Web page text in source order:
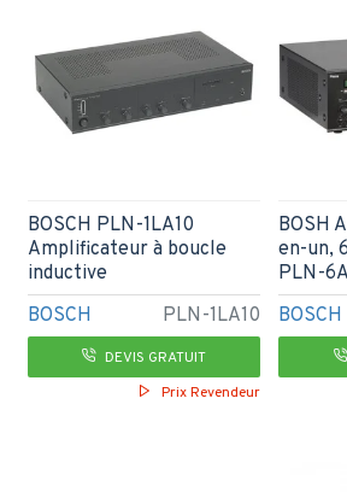
BOSCH PLN-1LA10
BOSCH PLN-1LA10
Amplificateur à boucle
inductive
DEVIS GRATUIT
Prix Revendeur
BOSCH
BOSH
en-un,
PLN-